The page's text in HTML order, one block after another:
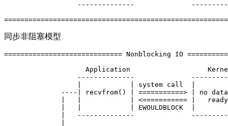
--------------
同步非阻塞模型
============================= Nonblocking IO
Application
--------------
|            | system call  |
----| recvfrom() | ===========> | no
|   |            | <=========== |
|   |            | EWOULDBLOCK  |
|   --------------